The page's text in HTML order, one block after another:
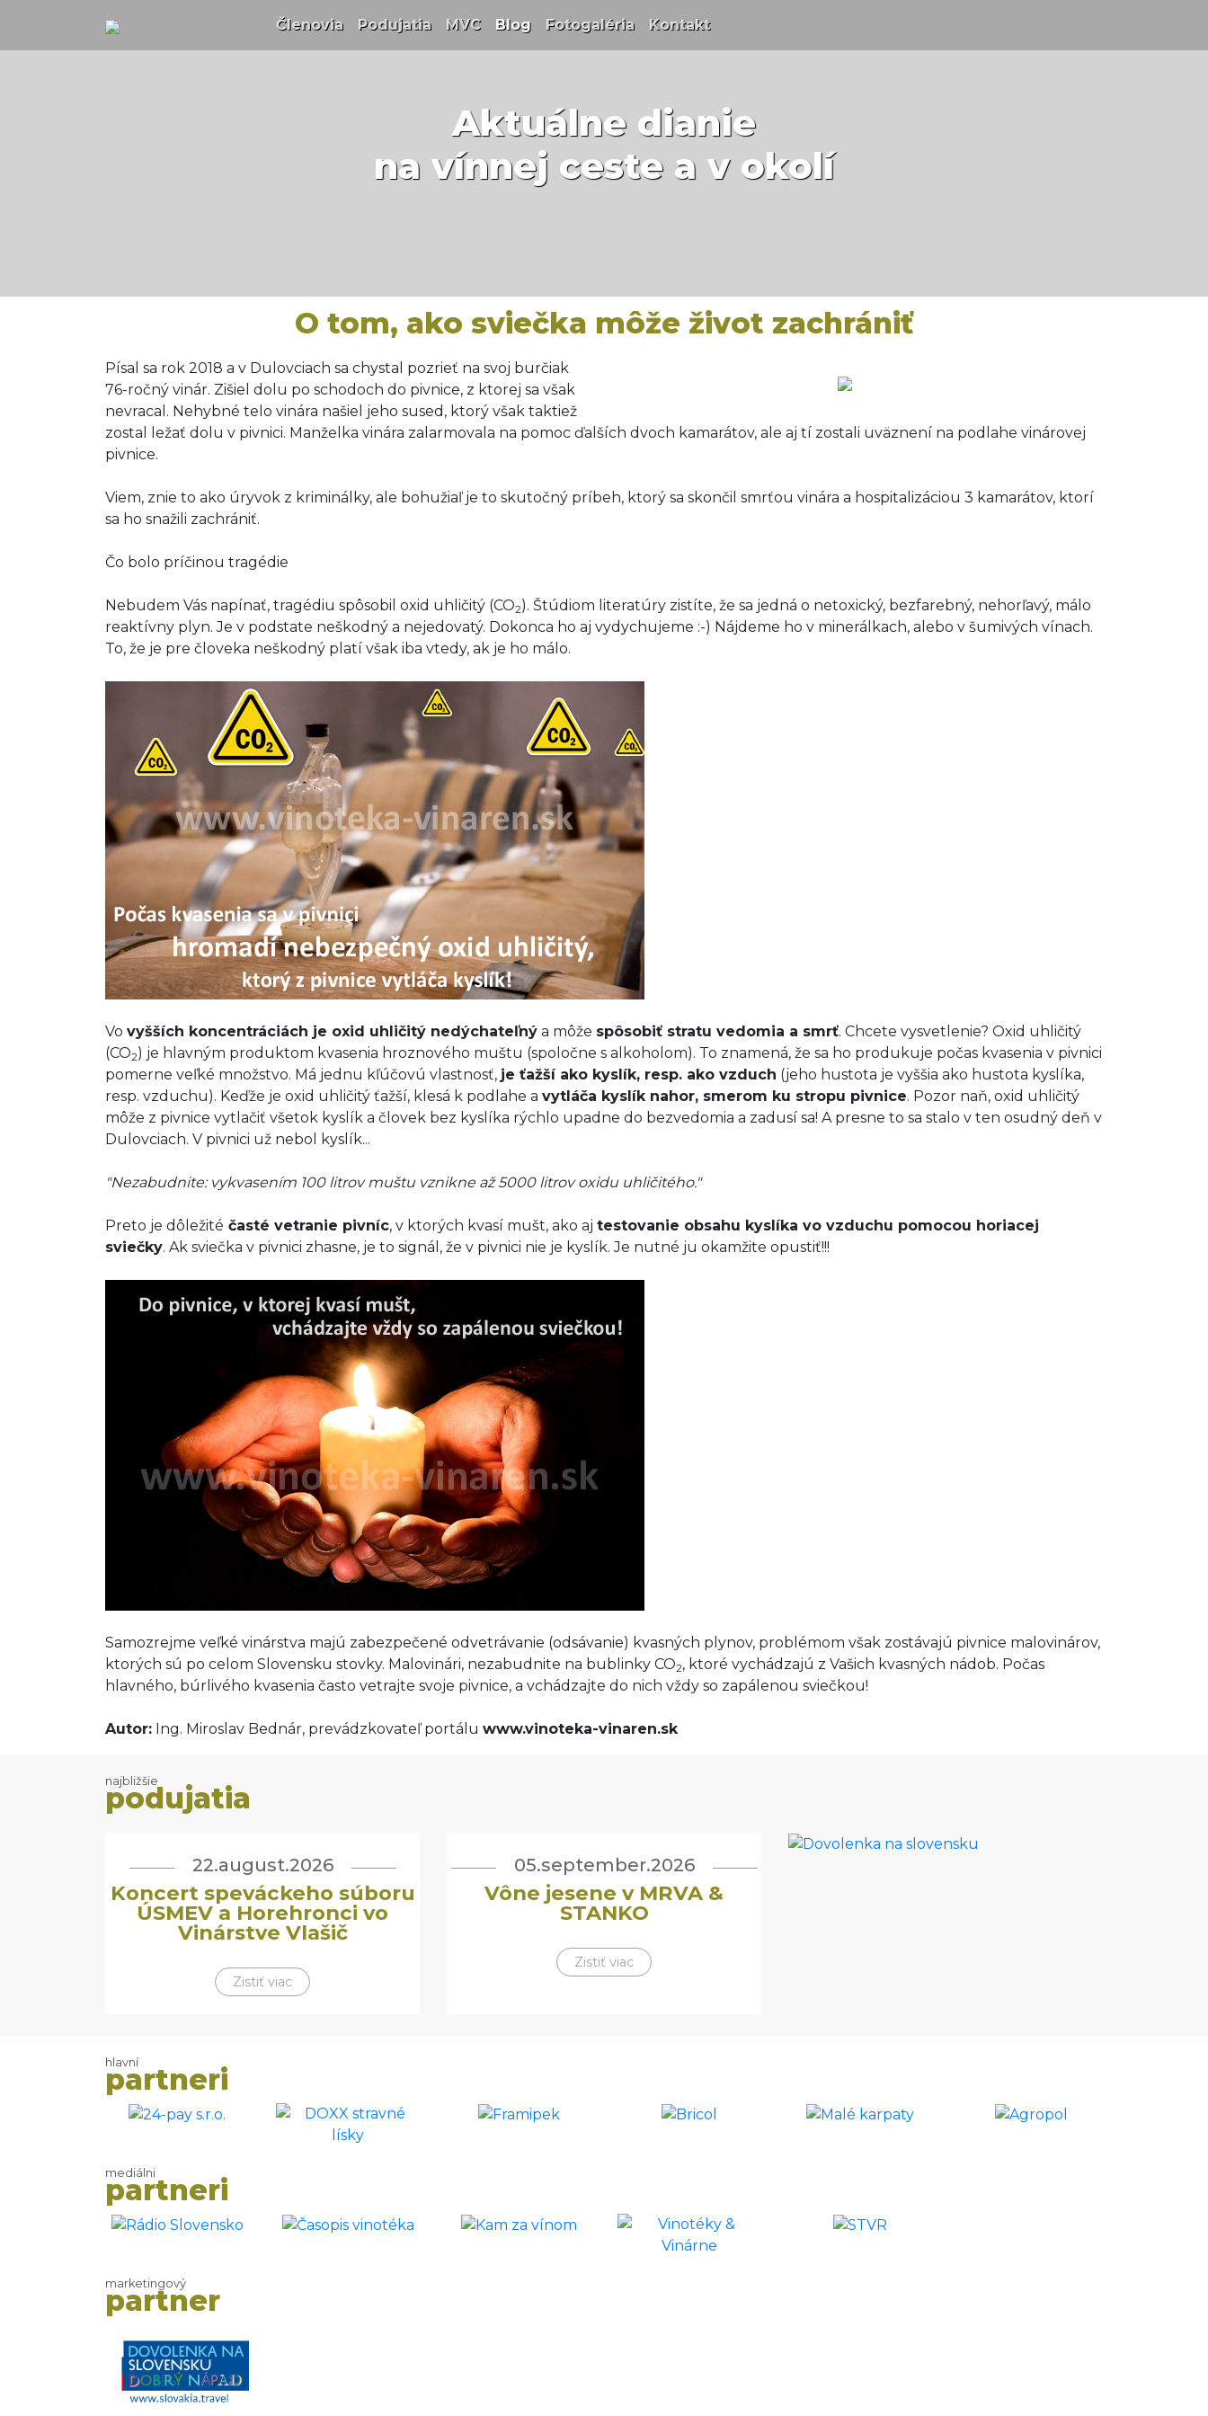
Členovia (current)
Podujatia (current)
MVC(current)
Blog (current)
Fotogaléria (current)
Kontakt(current)
Aktuálne dianie
na vínnej ceste a v okolí
O tom, ako sviečka môže život zachrániť
Písal sa rok 2018 a v Dulovciach sa chystal pozrieť na svoj burčiak
76-ročný vinár. Zišiel dolu po schodoch do pivnice, z ktorej sa však
nevracal. Nehybné telo vinára našiel jeho sused, ktorý však taktiež
zostal ležať dolu v pivnici. Manželka vinára zalarmovala na pomoc ďalších dvoch kamarátov, ale aj tí zostali uväznení na podlahe vinárovej
pivnice.
Viem, znie to ako úryvok z kriminálky, ale bohužiaľ je to skutočný príbeh, ktorý sa skončil smrťou vinára a hospitalizáciou 3 kamarátov, ktorí
sa ho snažili zachrániť.
Čo bolo príčinou tragédie
Nebudem Vás napínať, tragédiu spôsobil oxid uhličitý (CO2). Štúdiom literatúry zistíte, že sa jedná o netoxický, bezfarebný, nehorľavý, málo
reaktívny plyn. Je v podstate neškodný a nejedovatý. Dokonca ho aj vydychujeme :-) Nájdeme ho v minerálkach, alebo v šumivých vínach.
To, že je pre človeka neškodný platí však iba vtedy, ak je ho málo.
Vo vyšších koncentráciách je oxid uhličitý nedýchateľný a môže spôsobiť stratu vedomia a smrť. Chcete vysvetlenie? Oxid uhličitý
(CO2) je hlavným produktom kvasenia hroznového muštu (spoločne s alkoholom). To znamená, že sa ho produkuje počas kvasenia v pivnici
pomerne veľké množstvo. Má jednu kľúčovú vlastnosť, je ťažší ako kyslík, resp. ako vzduch (jeho hustota je vyššia ako hustota kyslíka,
resp. vzduchu). Keďže je oxid uhličitý ťažší, klesá k podlahe a vytláča kyslík nahor, smerom ku stropu pivnice. Pozor naň, oxid uhličitý
môže z pivnice vytlačiť všetok kyslík a človek bez kyslíka rýchlo upadne do bezvedomia a zadusí sa! A presne to sa stalo v ten osudný deň v
Dulovciach. V pivnici už nebol kyslík...
"Nezabudnite: vykvasením 100 litrov muštu vznikne až 5000 litrov oxidu uhličitého."
Preto je dôležité časté vetranie pivníc, v ktorých kvasí mušt, ako aj testovanie obsahu kyslíka vo vzduchu pomocou horiacej
sviečky. Ak sviečka v pivnici zhasne, je to signál, že v pivnici nie je kyslík. Je nutné ju okamžite opustiť!!!
Samozrejme veľké vinárstva majú zabezpečené odvetrávanie (odsávanie) kvasných plynov, problémom však zostávajú pivnice malovinárov,
ktorých sú po celom Slovensku stovky. Malovinári, nezabudnite na bublinky CO2, ktoré vychádzajú z Vašich kvasných nádob. Počas
hlavného, búrlivého kvasenia často vetrajte svoje pivnice, a vchádzajte do nich vždy so zapálenou sviečkou!
Autor: Ing. Miroslav Bednár, prevádzkovateľ portálu www.vinoteka-vinaren.sk
najbližšie
podujatia
22.august.2026
Koncert speváckeho súboru
ÚSMEV a Horehronci vo
Vinárstve Vlašič
Zistiť viac
05.september.2026
Vône jesene v MRVA &
STANKO
Zistiť viac
hlavní
partneri
mediálni
partneri
marketingový
partner